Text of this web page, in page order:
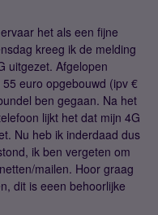
het als een fijne
kreeg ik de melding
uitgezet. Afgelopen
euro opgebouwd (ipv €
ben gegaan. Na het
lijkt het dat mijn 4G
Nu heb ik inderdaad dus
ik ben vergeten om
mailen. Hoor graag
dit is eeen behoorlijke